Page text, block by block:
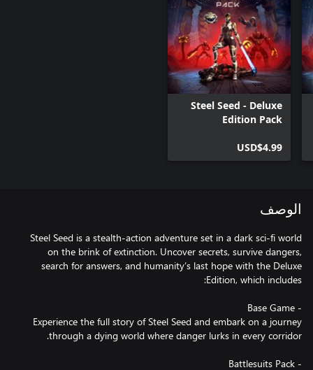
Steel Seed - Deluxe
Edition Pack
USD$4.99
الوصف
Steel Seed is a stealth-action adventure set in a dark sci-fi world
on the brink of extinction. Uncover secrets, survive dangers,
search for answers, and humanity’s last hope with the Deluxe
Experience the full story of Steel Seed and embark on a journey